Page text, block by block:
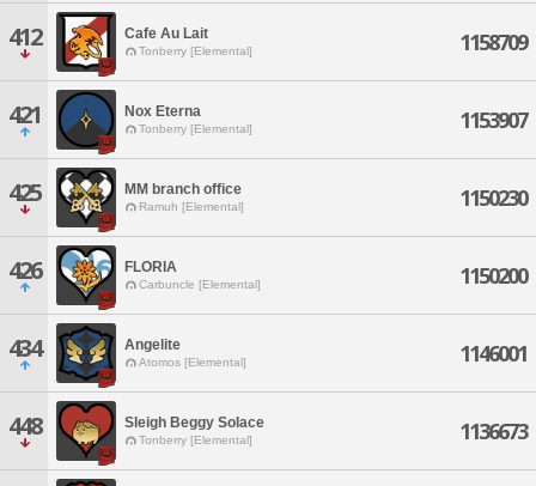
412 Cafe Au Lait
Tonberry [Elemental] 1158709
421 Nox Eterna
Tonberry [Elemental] 1153907
425 MM branch office
Ramuh [Elemental] 1150230
426 FLORIA
Carbuncle [Elemental] 1150200
434 Angelite
Atomos [Elemental] 1146001
448 Sleigh Beggy Solace
Tonberry [Elemental] 1136673